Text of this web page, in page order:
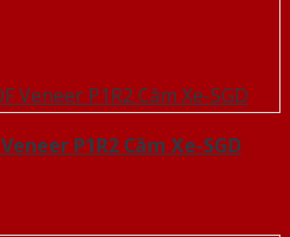
P1R2 Căm Xe-SGD